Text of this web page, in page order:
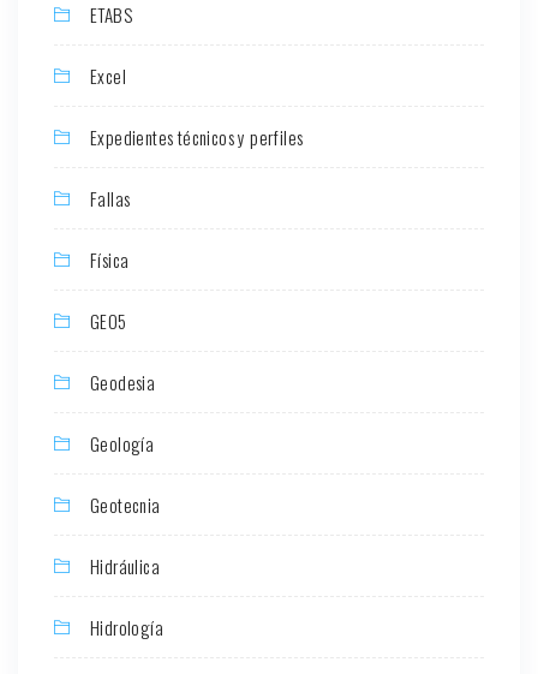
ETABS
Excel
Expedientes técnicos y perfiles
Fallas
Física
GEO5
Geodesia
Geología
Geotecnia
Hidráulica
Hidrología